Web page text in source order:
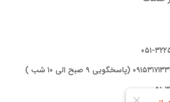
۰۵۱
(پاسخگویی ۹ صبح الی ۱۰ شب )